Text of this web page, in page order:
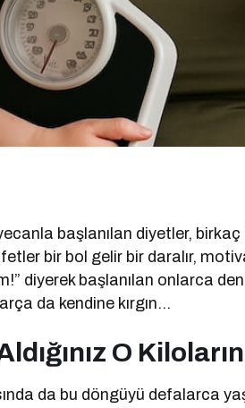
başlanılan diyetler, birkaç
bir bol gelir bir daralır,
diyerek başlanılan onlarca
da kendine kırgın…
O
da bu döngüyü defalarca